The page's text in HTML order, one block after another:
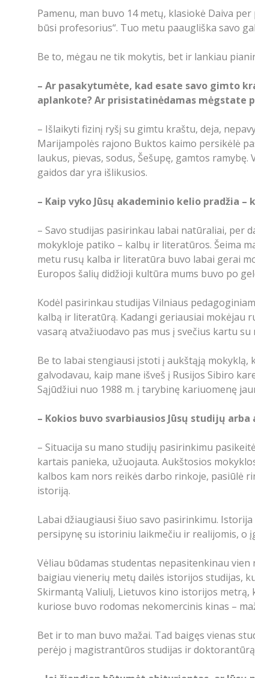
Pamenu, man buvo 14 metų, klasiokė Daiva
būsi profesorius“. Tuo metu paaugliška savo
Be to, mėgau ne tik mokytis, bet ir lankiau
– Ar pasakytumėte, kad esate savo gimto
aplankote? Ar prisistatinėdamas mėgstate
– Išlaikyti fizinį ryšį su gimtu kraštu, deja,
Marijampolės rajono Buktos kaimo persikėlė
laukus, pievas, sodus, Šešupę, gamtos
gaidos dar yra išlikusios.
– Kaip vyko Jūsų akademinio kelio pradžia
– Savo studijas pasirinkau labai natūraliai, per
mokykloje patiko – kalbų ir literatūros. Šeima
metu rusų kalba ir literatūra buvo labai gerai
Europos šalių didžioji kultūra mums buvo po
Kodėl pasirinkau studijas Vilniaus
kalbą ir literatūrą. Kadangi geriausiai mokėjau
vasarą atvažiuodavo pas mus į svečius kartu
Be to labai stengiausi įstoti į aukštąją
galvodavau, kaip mane išveš į Rusijos Sibiro
Sąjūdžiui nuo 1988 m. į tarybinę kariuomenę
– Kokios buvo svarbiausios Jūsų studijų
– Situacija su mano studijų pasirinkimu
kartais panieka, užuojauta. Aukštosios
kalbos kam nors reikės darbo rinkoje, pasiūlė
istoriją.
Labai džiaugiausi šiuo savo pasirinkimu.
persipynę su istoriniu laikmečiu ir realijomis,
Vėliau būdamas studentas nepasitenkinau
baigiau vienerių metų dailės istorijos studijas,
Skirmantą Valiulį, Lietuvos kino istorijos
kuriose buvo rodomas nekomercinis kinas –
Bet ir to man buvo mažai. Tad baigęs vienas
perėjo į magistrantūros studijas ir